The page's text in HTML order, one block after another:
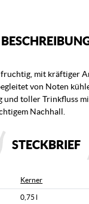
mit kräftiger
von Noten
und toller Trinkfluss
Nachhall.
STECKBRIEF
Kerner
0,75 l